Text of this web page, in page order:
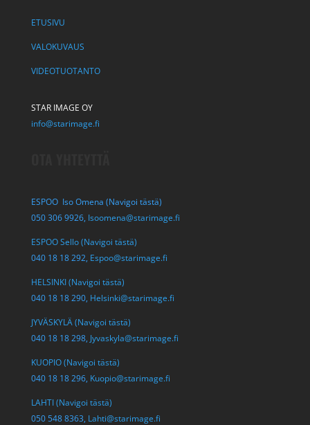
ETUSIVU
VALOKUVAUS
VIDEOTUOTANTO
STAR IMAGE OY
info@starimage.fi
ESPOO Iso Omena (Navigoi tästä)
050 306 9926, Isoomena@starimage.fi
ESPOO Sello (Navigoi tästä)
040 18 18 292, Espoo@starimage.fi
HELSINKI (Navigoi tästä)
040 18 18 290, Helsinki@starimage.fi
JYVÄSKYLÄ (Navigoi tästä)
040 18 18 298, Jyvaskyla@starimage.fi
KUOPIO (Navigoi tästä)
040 18 18 296, Kuopio@starimage.fi
LAHTI (Navigoi tästä)
050 548 8363, Lahti@starimage.fi